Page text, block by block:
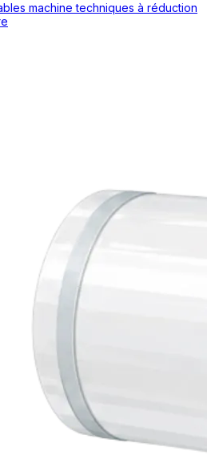
machine techniques à réduction